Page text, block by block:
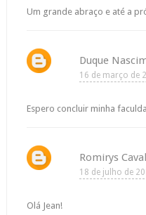
Um grande abraço e até a
Duque
16 de março de
Espero concluir minha
Romirys
18 de julho de
Olá Jean!